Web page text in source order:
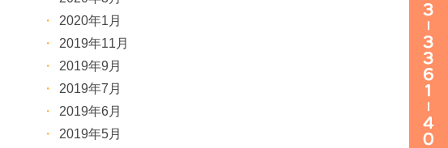
2020年1月
2019年11月
2019年9月
2019年7月
2019年6月
2019年5月